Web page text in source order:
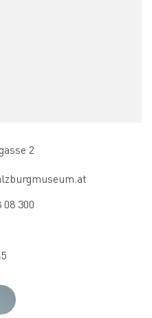
2
08 300